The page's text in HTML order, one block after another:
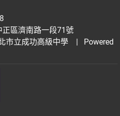
區濟南路一段71號
市立成功高級中學
| Powered